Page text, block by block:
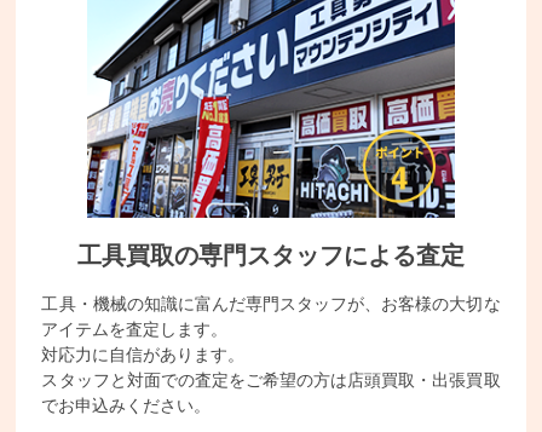
工具買取の専門スタッフによる査定
工具・機械の知識に富んだ専門スタッフが、お客様の大切な
アイテムを査定します。
対応力に自信があります。
スタッフと対面での査定をご希望の方は店頭買取・出張買取
でお申込みください。